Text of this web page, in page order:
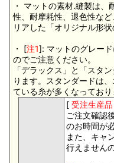
・ マットの素材.縫製は
性、耐摩耗性、退色性な
リアした「オリジナル形
・ [注1]: マットのグレー
のでご注意ください。
「デラックス」と「スタ
ります。スタンダードは
ている糸が多くなっており
[ 受注生産品
ご注文確認
のお時間が
また、キャ
行えません